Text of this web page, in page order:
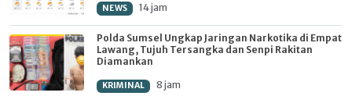
NEWS 14 jam
Polda Sumsel Ungkap Jaringan Narkotika di Empat
Lawang, Tujuh Tersangka dan Senpi Rakitan
Diamankan
KRIMINAL 8 jam